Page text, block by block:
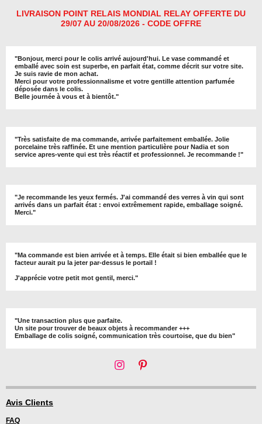
r
r
r
r
LIVRAISON POINT RELAIS MONDIAL RELAY OFFERTE DU
29/07 AU 20/08/2026 - CODE OFFRE
"Bonjour, merci pour le colis arrivé aujourd'hui. Le vase commandé et
emballé avec soin est superbe, en parfait état, comme décrit sur votre site.
Je suis ravie de mon achat.
Merci pour votre professionnalisme et votre gentille attention parfumée
déposée dans le colis.
Belle journée à vous et à bientôt."
"Très satisfaite de ma commande, arrivée parfaitement emballée. Jolie
porcelaine très raffinée. Et une mention particulière pour Nadia et son
service apres-vente qui est très réactif et professionnel. Je recommande !"
"Je recommande les yeux fermés. J'ai commandé des verres à vin qui sont
arrivés dans un parfait état : envoi extrêmement rapide, emballage soigné.
Merci."
"Ma commande est bien arrivée et à temps. Elle était si bien emballée que le
facteur aurait pu la jeter par-dessus le portail !
J'apprécie votre petit mot gentil, merci."
"Une transaction plus que parfaite.
Un site pour trouver de beaux objets à recommander +++
Emballage de colis soigné, communication très courtoise, que du bien"
I
s
P
n
Avis Clients
FAQ